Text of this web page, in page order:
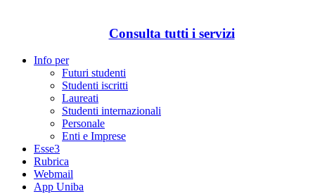
Consulta tutti i servizi
Info per
Futuri studenti
Studenti iscritti
Laureati
Studenti internazionali
Personale
Enti e Imprese
Esse3
Rubrica
Webmail
App Uniba